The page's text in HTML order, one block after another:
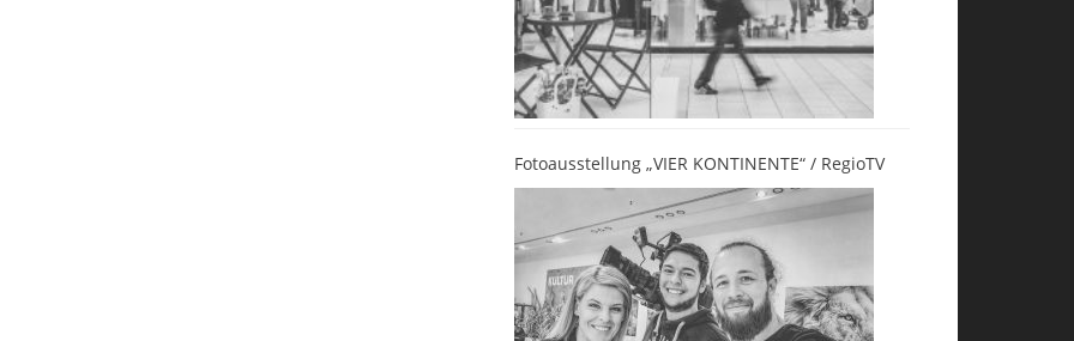
Fotoausstellung „VIER KONTINENTE“ / RegioTV